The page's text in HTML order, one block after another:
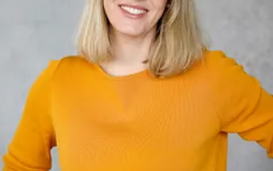
ExtraSchicht
Tag der Trinkhallen
!SING – DAY OF SONG
RUHR.FUSSBALL